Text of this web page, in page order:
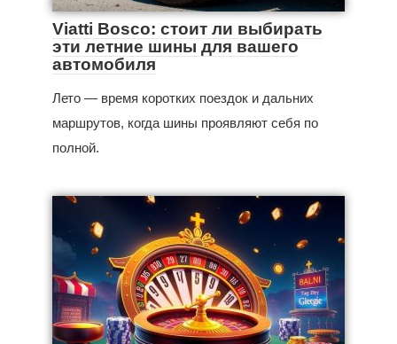
Viatti Bosco: стоит ли выбирать
эти летние шины для вашего
автомобиля
Лето — время коротких поездок и дальних
маршрутов, когда шины проявляют себя по
полной.